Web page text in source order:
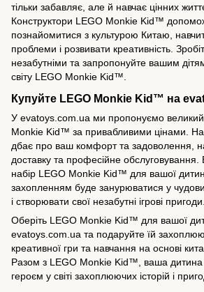
тільки забавляє, але й навчає цінних
Конструктори LEGO Monkie Kid™
познайомитися з культурою Китаю,
проблеми і розвивати креативність.
незабутніми та запропонуйте вашим
світу LEGO Monkie Kid™.
Купуйте LEGO Monkie Kid™ на
У evatoys.com.ua ми пропонуємо великий
Monkie Kid™ за привабливими цінами.
дбає про ваш комфорт та задоволення,
доставку та професійне
набір LEGO Monkie Kid™ для вашої
захопленням буде занурюватися у
і створювати свої незабутні ігрові пригоди.
Оберіть LEGO Monkie Kid™ для вашої
evatoys.com.ua та подаруйте їй
креативної гри та навчання на основі
Разом з LEGO Monkie Kid™, ваша дитина
героєм у світі захоплюючих історій і